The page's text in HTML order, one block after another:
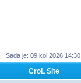
Sada je: 09 kol 2026 14:30.
CroL Site